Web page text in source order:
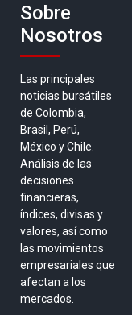
Sobre
Nosotros
Las principales
noticias bursátiles
de Colombia,
Brasil, Perú,
México y Chile.
Análisis de las
decisiones
financieras,
índices, divisas y
valores, así como
las movimientos
empresariales que
afectan a los
mercados.